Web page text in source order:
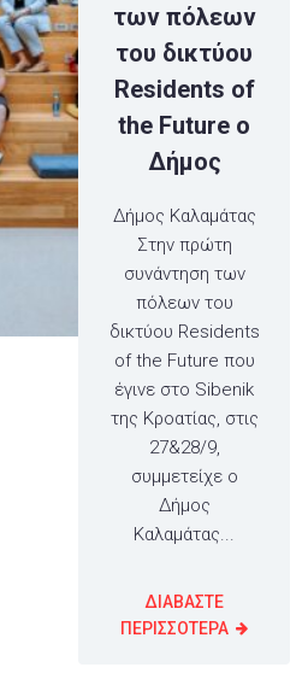
των πόλεων
του δικτύου
Residents of
the Future ο
Δήμος
Δήμος Καλαμάτας
Στην πρώτη
συνάντηση των
πόλεων του
δικτύου Residents
of the Future που
έγινε στο Sibenik
της Κροατίας, στις
27&28/9,
συμμετείχε ο
Δήμος
Καλαμάτας...
ΔΙΑΒΑΣΤΕ
ΠΕΡΙΣΣΟΤΕΡΑ